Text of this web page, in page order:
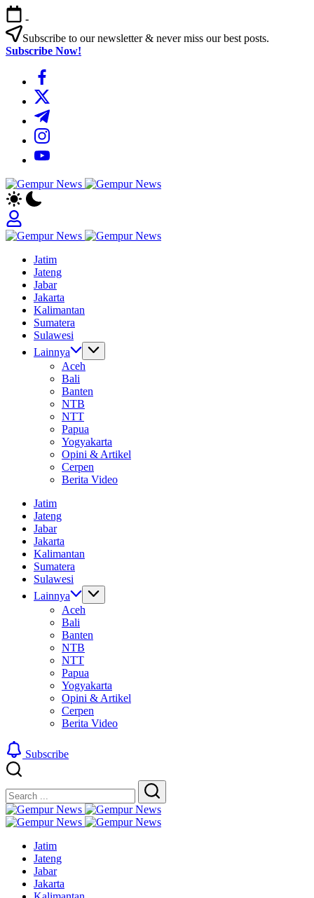
Skip
to
content
-
Subscribe to our newsletter & never miss our best posts.
Subscribe Now!
https://www.facebook.com/
https://twitter.com/
https://t.me/
https://www.instagram.com/
https://youtube.com/
Gempur
Jelajah
Informasi
Dunia
Tanpa
Gempur
Informasi
Dunia
Tanpa
Batas
Jatim
Jateng
Jabar
Jakarta
Kalimantan
Sumatera
Sulawesi
Lainnya
Aceh
Bali
Banten
NTB
NTT
Papua
Yogyakarta
Opini & Artikel
Cerpen
Berita Video
Jatim
Jateng
Jabar
Jakarta
Kalimantan
Sumatera
Sulawesi
Lainnya
Aceh
Bali
Banten
NTB
NTT
Papua
Yogyakarta
Opini & Artikel
Cerpen
Berita Video
Subscribe
Search
Search
Gempur
News
Jelajah
Dunia
Tanpa
Batas
Gempur
Informasi
Dunia
Tanpa
Batas
Jatim
Jateng
Jabar
Jakarta